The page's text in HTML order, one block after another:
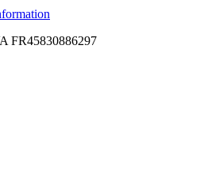
FR45830886297